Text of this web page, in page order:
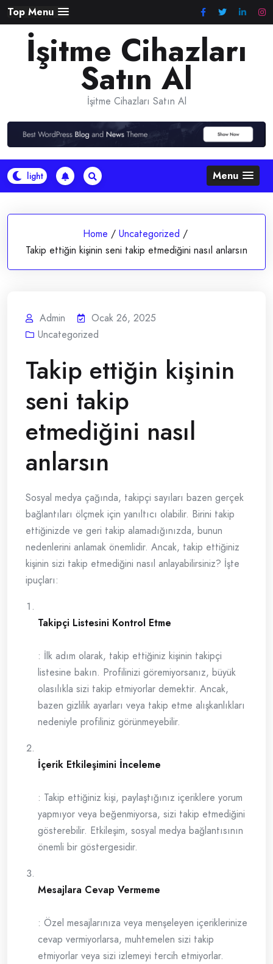
Skip
to
content
Top Menu
İşitme Cihazları
Satın Al
İşitme Cihazları Satın Al
Menu
Home / Uncategorized /
Takip ettiğin kişinin seni takip etmediğini nasıl anlarsın
Admin
Ocak 26, 2025
Uncategorized
Takip ettiğin kişinin
seni takip
etmediğini nasıl
anlarsın
Sosyal medya çağında, takipçi sayıları bazen gerçek
bağlantıları ölçmek için yanıltıcı olabilir. Birini takip
ettiğinizde ve geri takip alamadığınızda, bunun
nedenlerini anlamak önemlidir. Ancak, takip ettiğiniz
kişinin sizi takip etmediğini nasıl anlayabilirsiniz? İşte
ipuçları:
Takipçi Listesini Kontrol Etme
: İlk adım olarak, takip ettiğiniz kişinin takipçi
listesine bakın. Profilinizi göremiyorsanız, büyük
olasılıkla sizi takip etmiyorlar demektir. Ancak,
bazen gizlilik ayarları veya takip etme alışkanlıkları
nedeniyle profiliniz görünmeyebilir.
İçerik Etkileşimini İnceleme
: Takip ettiğiniz kişi, paylaştığınız içeriklere yorum
yapmıyor veya beğenmiyorsa, sizi takip etmediğini
gösterebilir. Etkileşim, sosyal medya bağlantısının
önemli bir göstergesidir.
Mesajlara Cevap Vermeme
: Özel mesajlarınıza veya menşeleyen içeriklerinize
cevap vermiyorlarsa, muhtemelen sizi takip
etmiyorlar veya sizi izlemeyi tercih etmiyorlar.